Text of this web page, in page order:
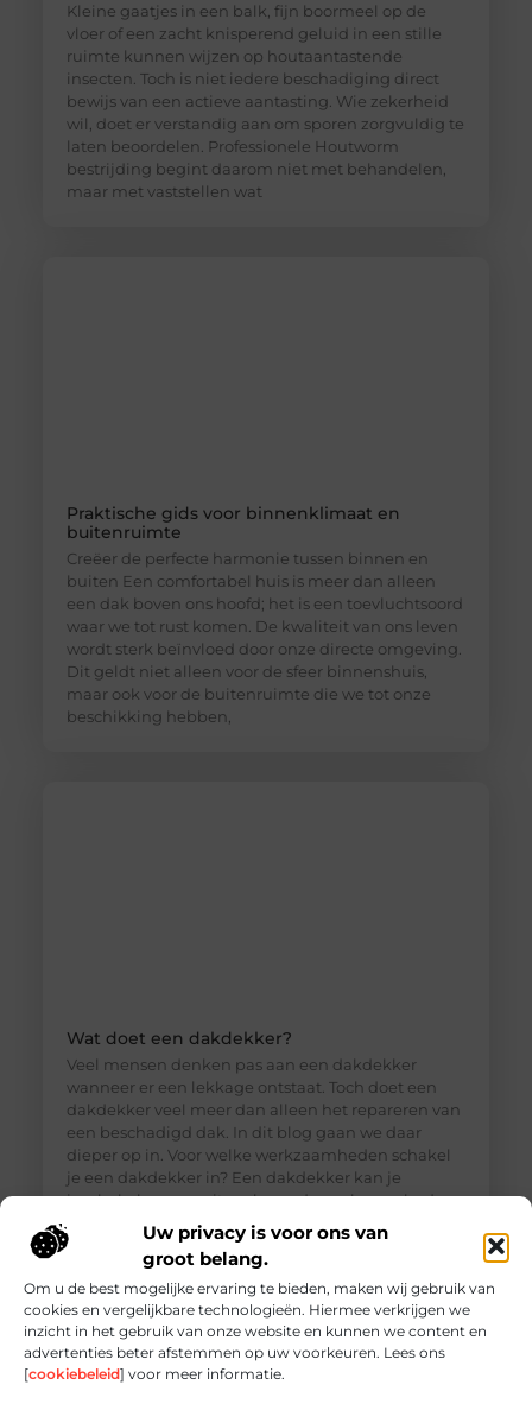
Uw privacy is voor ons van
groot belang.
Om u de best mogelijke ervaring te bieden, maken wij gebruik van
cookies en vergelijkbare technologieën. Hiermee verkrijgen we
inzicht in het gebruik van onze website en kunnen we content en
advertenties beter afstemmen op uw voorkeuren. Lees ons
[cookiebeleid] voor meer informatie.
Kleine gaatjes in een balk, fijn boormeel op de
vloer of een zacht knisperend geluid in een stille
ruimte kunnen wijzen op houtaantastende
insecten. Toch is niet iedere beschadiging direct
bewijs van een actieve aantasting. Wie zekerheid
wil, doet er verstandig aan om sporen zorgvuldig te
laten beoordelen. Professionele Houtworm
bestrijding begint daarom niet met behandelen,
maar met vaststellen wat
Praktische gids voor binnenklimaat en
buitenruimte
Creëer de perfecte harmonie tussen binnen en
buiten Een comfortabel huis is meer dan alleen
een dak boven ons hoofd; het is een toevluchtsoord
waar we tot rust komen. De kwaliteit van ons leven
wordt sterk beïnvloed door onze directe omgeving.
Dit geldt niet alleen voor de sfeer binnenshuis,
maar ook voor de buitenruimte die we tot onze
beschikking hebben,
Wat doet een dakdekker?
Veel mensen denken pas aan een dakdekker
wanneer er een lekkage ontstaat. Toch doet een
dakdekker veel meer dan alleen het repareren van
een beschadigd dak. In dit blog gaan we daar
dieper op in. Voor welke werkzaamheden schakel
je een dakdekker in? Een dakdekker kan je
inschakelen voor uiteenlopende werkzaamheden,
zoals: · Het opsporen en repareren